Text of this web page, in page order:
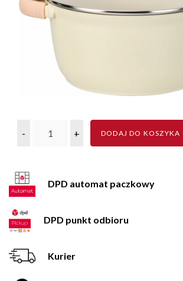
- + DODAJ DO KOSZYKA
DPD automat paczkowy
DPD punkt odbioru
Kurier